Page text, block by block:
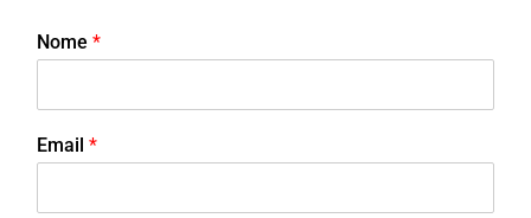
Nome *
Email *